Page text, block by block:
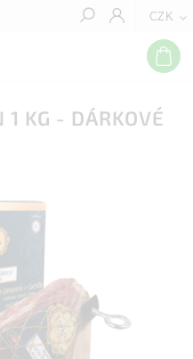
CZK
Hledat
KG - DÁRKOVÉ